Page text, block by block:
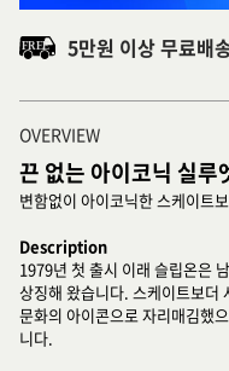
5만원 이상 무료배
OVERVIEW
끈 없는 아이코닉 실루
변함없이 아이코닉한 스케이트
Description
1979년 첫 출시 이래 슬립온은
상징해 왔습니다. 스케이트보더
문화의 아이콘으로 자리매김했
니다.